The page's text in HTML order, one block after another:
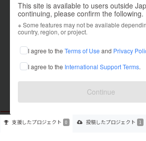
This site is available to users outside
continuing, please confirm the following.
※ Some features may not be available
country, region, or project.
I agree to the Terms of Use and Privacy
I agree to the International Support Terms.
Continue
Ryuki Hasegawa
これまでに1件のプロジェクトを投稿してい
在住国：日本 現在地：千葉県
出身国：日本 出身地：千葉県
支援したプロジェクト 0 投稿したプロジェクト 1